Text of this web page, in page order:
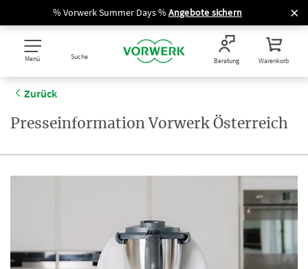
% Vorwerk Summer Days % Angebote sichern
Menü Suche Beratung Warenkorb
Zurück
Presseinformation Vorwerk Österreich